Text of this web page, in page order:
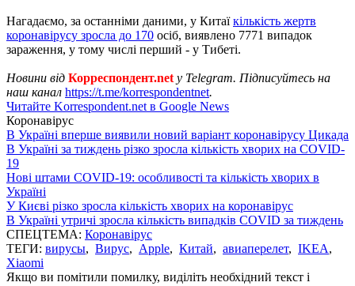
Нагадаємо, за останніми даними, у Китаїкількість жертв
коронавірусу зросла до 170 осіб, виявлено 7771 випадок
зараження, у тому числі перший - у Тибеті.
Новини від Корреспондент.net у Telegram. Підписуйтесь на
наш канал https://t.me/korrespondentnet.
Читайте Korrespondent.net в Google News
Коронавірус
В Україні вперше виявили новий варіант коронавірусу Цикада
В Україні за тиждень різко зросла кількість хворих на COVID-
19
Нові штами COVID-19: особливості та кількість хворих в
Україні
У Києві різко зросла кількість хворих на коронавірус
В Україні утричі зросла кількість випадків COVID за тиждень
СПЕЦТЕМА: Коронавірус
ТЕГИ: вирусы, Вирус, Apple, Китай, авиаперелет, IKEA,
Xiaomi
Якщо ви помітили помилку, виділіть необхідний текст і